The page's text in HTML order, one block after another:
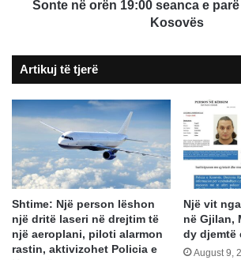
Sonte në orën 19:00 seanca e
Kosovës
Artikuj të tjerë
Shtime: Një person lëshon
një dritë laseri në drejtim të
një aeroplani, piloti alarmon
rastin, aktivizohet Policia e
Një vit
në Gjilan,
dy djemtë
August 9,